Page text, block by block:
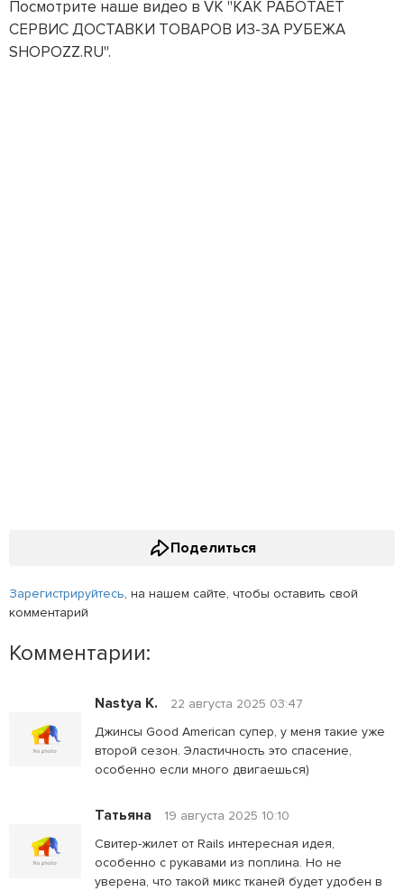
Посмотрите наше видео в VK "КАК РАБОТАЕТ
СЕРВИС ДОСТАВКИ ТОВАРОВ ИЗ-ЗА РУБЕЖА
SHOPOZZ.RU".
Поделиться
Зарегистрируйтесь, на нашем сайте, чтобы оставить свой
комментарий
Комментарии:
Nastya K.
22 августа 2025 03:47
Джинсы Good American супер, у меня такие уже
второй сезон. Эластичность это спасение,
особенно если много двигаешься)
Татьяна
19 августа 2025 10:10
Свитер-жилет от Rails интересная идея,
особенно с рукавами из поплина. Но не
уверена, что такой микс тканей будет удобен в